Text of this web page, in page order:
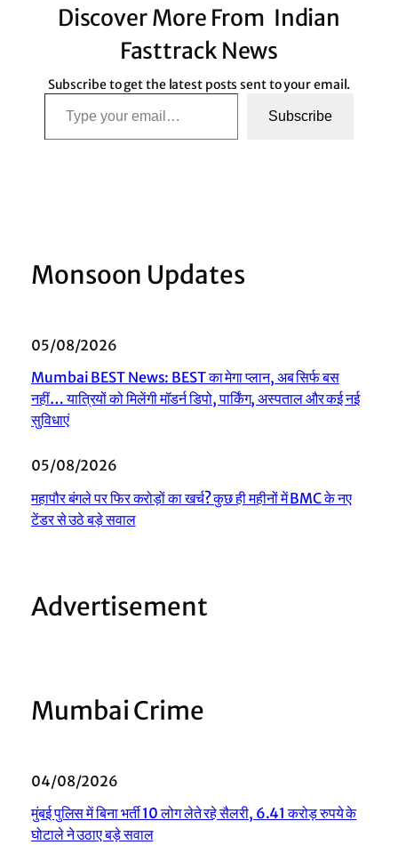
Discover More From Indian
Fasttrack News
Subscribe to get the latest posts sent to your email.
Type your email…
Subscribe
Monsoon Updates
05/08/2026
Mumbai BEST News: BEST का मेगा प्लान, अब सिर्फ बस
नहीं… यात्रियों को मिलेंगी मॉडर्न डिपो, पार्किंग, अस्पताल और कई नई
सुविधाएं
05/08/2026
महापौर बंगले पर फिर करोड़ों का खर्च? कुछ ही महीनों में BMC के नए
टेंडर से उठे बड़े सवाल
Advertisement
Mumbai Crime
04/08/2026
मुंबई पुलिस में बिना भर्ती 10 लोग लेते रहे सैलरी, 6.41 करोड़ रुपये के
घोटाले ने उठाए बड़े सवाल